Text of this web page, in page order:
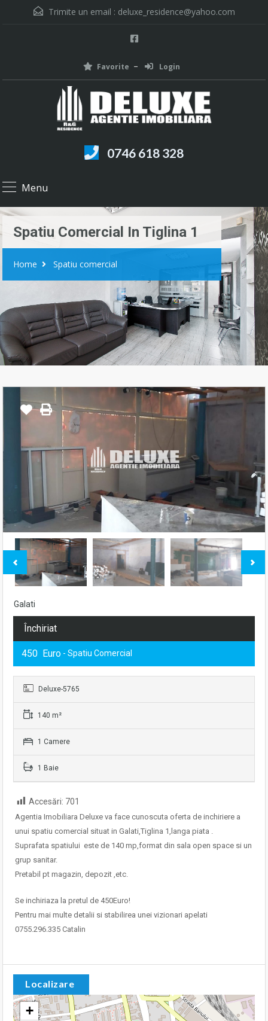
Trimite un email : deluxe_residence@yahoo.com
Favorite Login
0746 618 328
Menu
Spatiu Comercial In Tiglina 1
Home Spatiu comercial
Galati
Închiriat
450 Euro - Spatiu Comercial
Deluxe-5765
140 m²
1 Camere
1 Baie
Accesări: 701
Agentia Imobiliara Deluxe va face cunoscuta oferta de inchiriere a
unui spatiu comercial situat in Galati,Tiglina 1,langa piata .
Suprafata spatiului este de 140 mp,format din sala open space si un
grup sanitar.
Pretabil pt magazin, depozit ,etc.
Se inchiriaza la pretul de 450Euro!
Pentru mai multe detalii si stabilirea unei vizionari apelati
0755.296.335 Catalin
Localizare
+